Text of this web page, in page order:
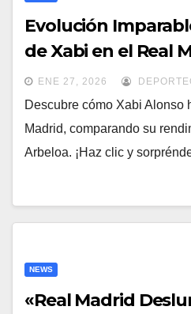
Evolución
de Xabi en el Real
ENE 27, 2026
Descubre cómo Xabi Alonso
Madrid, comparando su
Arbeloa. ¡Haz clic y
NEWS
«Real Madrid